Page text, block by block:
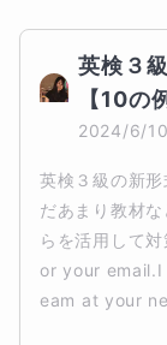
英検３
【10の
2024/6/10
英検３級の新
だあまり教材
らを活用して
or your
eam at your